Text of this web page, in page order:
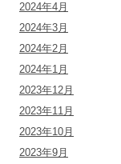
2024年4月
2024年3月
2024年2月
2024年1月
2023年12月
2023年11月
2023年10月
2023年9月